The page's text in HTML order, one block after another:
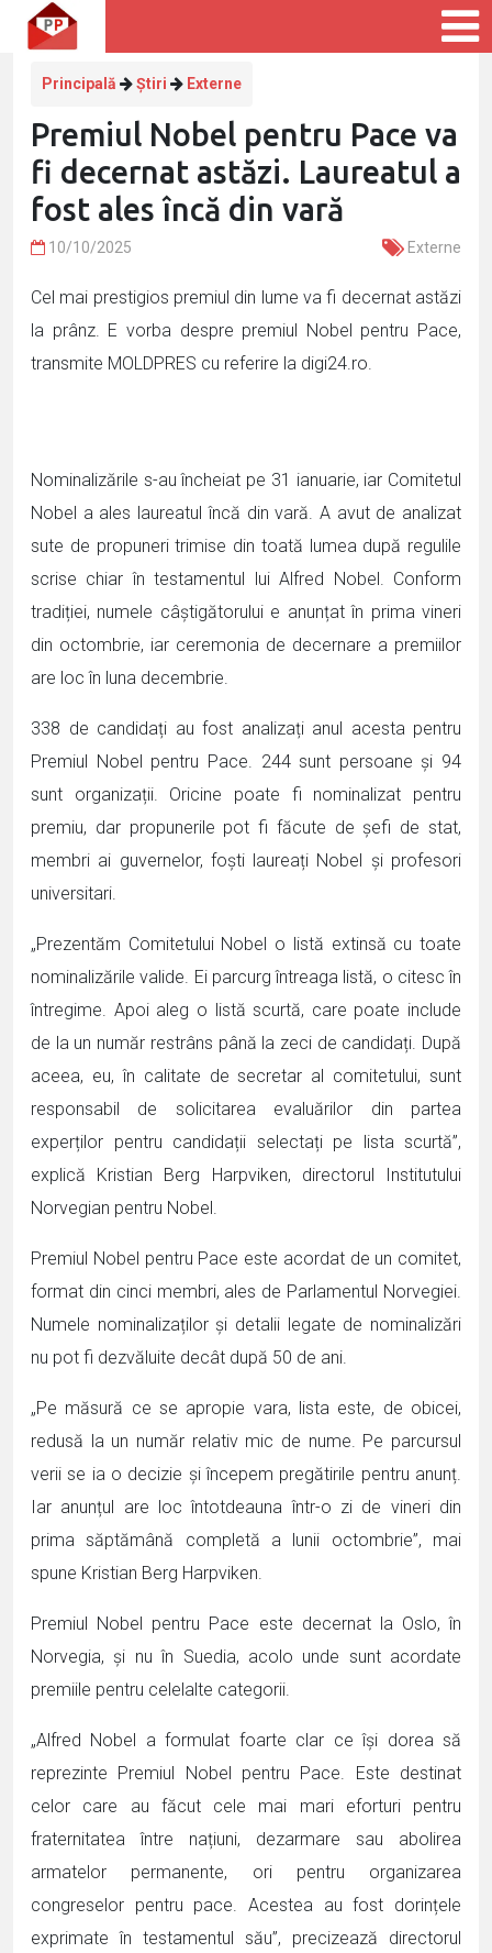
Principală Știri Externe
Premiul Nobel pentru Pace va
fi decernat astăzi. Laureatul a
fost ales încă din vară
10/10/2025 Externe
Cel mai prestigios premiul din lume va fi decernat astăzi
la prânz. E vorba despre premiul Nobel pentru Pace,
transmite MOLDPRES cu referire la digi24.ro.
Nominalizările s-au încheiat pe 31 ianuarie, iar Comitetul
Nobel a ales laureatul încă din vară. A avut de analizat
sute de propuneri trimise din toată lumea după regulile
scrise chiar în testamentul lui Alfred Nobel. Conform
tradiției, numele câștigătorului e anunțat în prima vineri
din octombrie, iar ceremonia de decernare a premiilor
are loc în luna decembrie.
338 de candidați au fost analizați anul acesta pentru
Premiul Nobel pentru Pace. 244 sunt persoane și 94
sunt organizații. Oricine poate fi nominalizat pentru
premiu, dar propunerile pot fi făcute de șefi de stat,
membri ai guvernelor, foști laureați Nobel și profesori
universitari.
„Prezentăm Comitetului Nobel o listă extinsă cu toate
nominalizările valide. Ei parcurg întreaga listă, o citesc în
întregime. Apoi aleg o listă scurtă, care poate include
de la un număr restrâns până la zeci de candidați. După
aceea, eu, în calitate de secretar al comitetului, sunt
responsabil de solicitarea evaluărilor din partea
experților pentru candidații selectați pe lista scurtă”,
explică Kristian Berg Harpviken, directorul Institutului
Norvegian pentru Nobel.
Premiul Nobel pentru Pace este acordat de un comitet,
format din cinci membri, ales de Parlamentul Norvegiei.
Numele nominalizaților și detalii legate de nominalizări
nu pot fi dezvăluite decât după 50 de ani.
„Pe măsură ce se apropie vara, lista este, de obicei,
redusă la un număr relativ mic de nume. Pe parcursul
verii se ia o decizie și începem pregătirile pentru anunț.
Iar anunțul are loc întotdeauna într-o zi de vineri din
prima săptămână completă a lunii octombrie”, mai
spune Kristian Berg Harpviken.
Premiul Nobel pentru Pace este decernat la Oslo, în
Norvegia, și nu în Suedia, acolo unde sunt acordate
premiile pentru celelalte categorii.
„Alfred Nobel a formulat foarte clar ce își dorea să
reprezinte Premiul Nobel pentru Pace. Este destinat
celor care au făcut cele mai mari eforturi pentru
fraternitatea între națiuni, dezarmare sau abolirea
armatelor permanente, ori pentru organizarea
congreselor pentru pace. Acestea au fost dorințele
exprimate în testamentul său”, precizează directorul